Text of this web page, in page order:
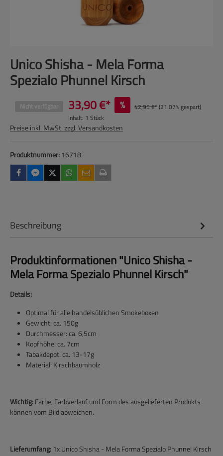
Unico Shisha - Mela Forma
Spezialo Phunnel Kirsch
Nicht verfügbar 33,90 €* % 42,95 €*(21.07% gespart)
Inhalt: 1 Stück
Preise inkl. MwSt. zzgl. Versandkosten
Produktnummer: 16718
Beschreibung
Produktinformationen "Unico Shisha -
Mela Forma Spezialo Phunnel Kirsch"
Details:
Optimal für alle handelsüblichen Smokeboxen
Gewicht: ca. 150g
Durchmesser: ca. 6,5cm
Kopfhöhe: ca. 7cm
Tabakdepot: ca. 13-17g
Material: Kirschbaumholz
Wichtig:Farbe, Farbverlauf und Form des ausgelieferten Produkts
können vom Bild abweichen.
Lieferumfang: 1x Unico Shisha - Mela Forma Spezialo Phunnel Kirsch